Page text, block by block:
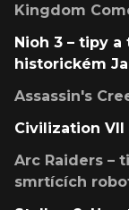
Kingdom
Nioh 3 – tipy
historickém
Assassin's
Civilization
Arc Raiders –
smrtících